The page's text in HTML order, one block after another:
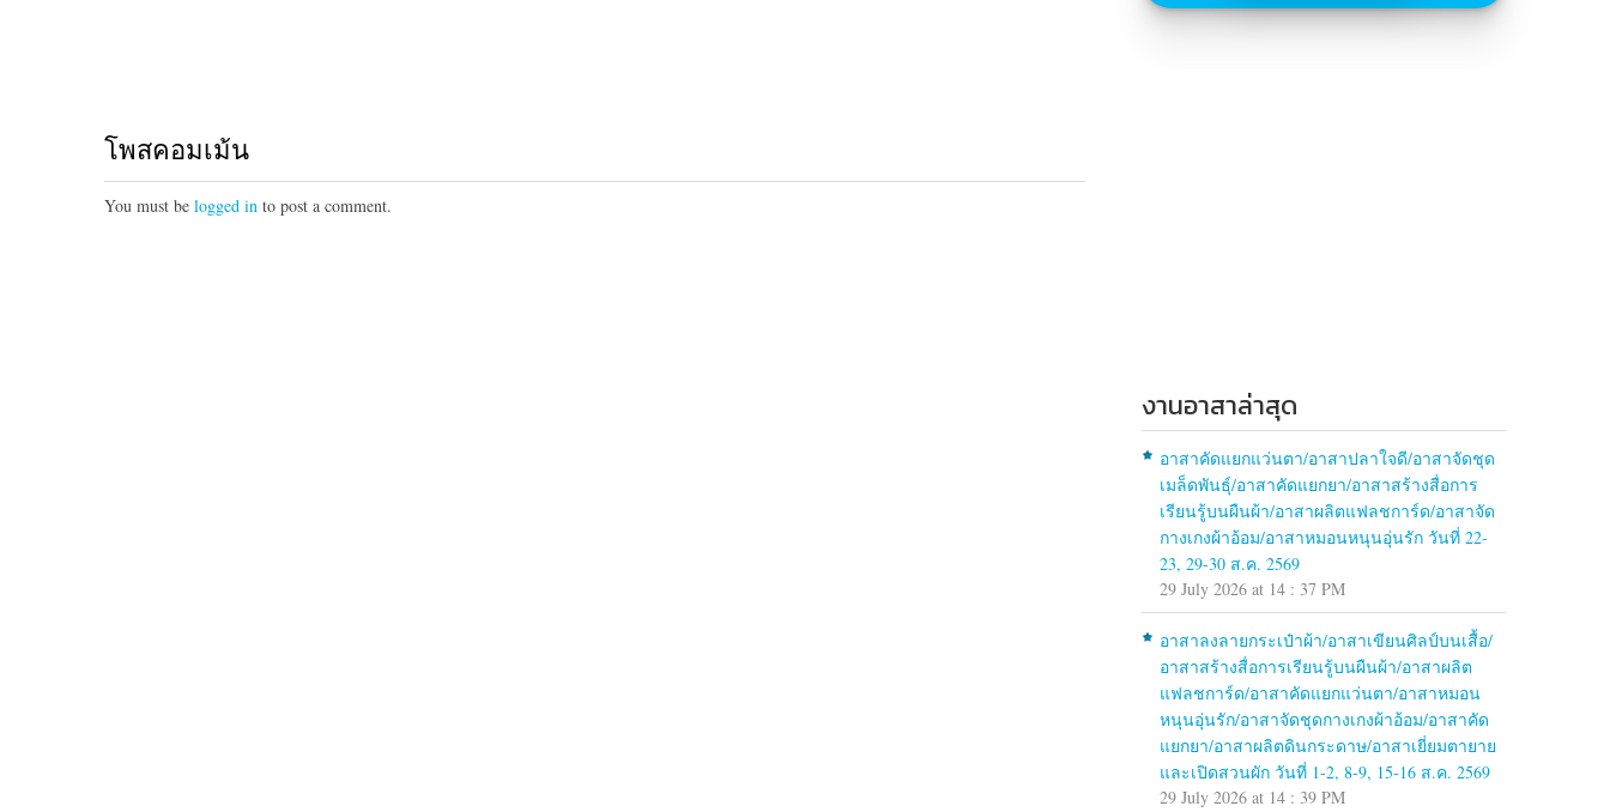
โพสคอมเม้น
You must be logged in to post a comment.
งานอาสาล่าสุด
อาสาคัดแยกแว่นตา/อาสาปลาใจดี/อาสาจัดชุด
เมล็ดพันธุ์/อาสาคัดแยกยา/อาสาสร้างสื่อการ
เรียนรู้บนผืนผ้า/อาสาผลิตแฟลชการ์ด/อาสาจัด
กางเกงผ้าอ้อม/อาสาหมอนหนุนอุ่นรัก วันที่ 22-
23, 29-30 ส.ค. 2569
29 July 2026 at 14 : 37 PM
อาสาลงลายกระเป๋าผ้า/อาสาเขียนศิลป์บนเสื้อ/
อาสาสร้างสื่อการเรียนรู้บนผืนผ้า/อาสาผลิต
แฟลชการ์ด/อาสาคัดแยกแว่นตา/อาสาหมอน
หนุนอุ่นรัก/อาสาจัดชุดกางเกงผ้าอ้อม/อาสาคัด
แยกยา/อาสาผลิตดินกระดาษ/อาสาเยี่ยมตายาย
และเปิดสวนผัก วันที่ 1-2, 8-9, 15-16 ส.ค. 2569
29 July 2026 at 14 : 39 PM